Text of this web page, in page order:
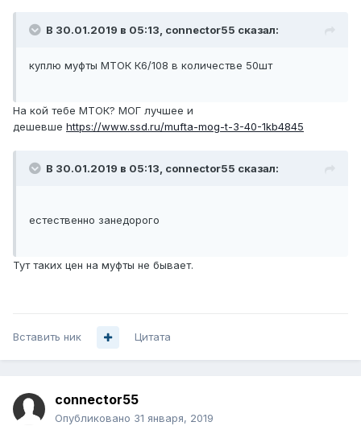
В 30.01.2019 в 05:13, connector55 сказал:
куплю муфты МТОК К6/108 в количестве 50шт
На кой тебе МТОК? МОГ лучшее и
дешевше https://www.ssd.ru/mufta-mog-t-3-40-1kb4845
В 30.01.2019 в 05:13, connector55 сказал:
естественно занедорого
Тут таких цен на муфты не бывает.
Вставить ник Цитата
connector55
Опубликовано 31 января, 2019